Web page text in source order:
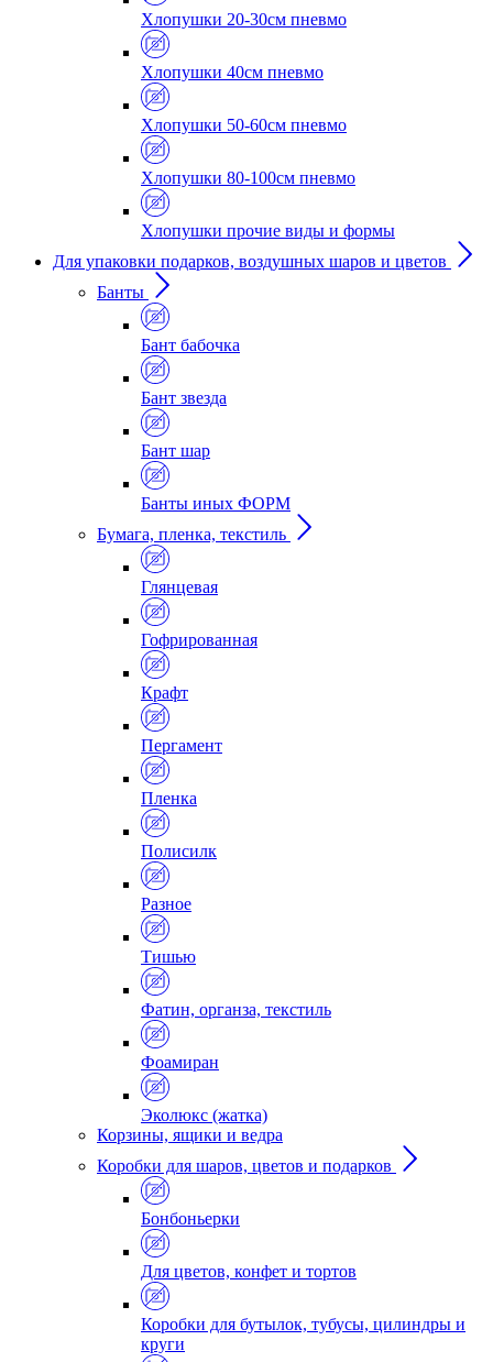
Хлопушки 20-30см пневмо
Хлопушки 40см пневмо
Хлопушки 50-60см пневмо
Хлопушки 80-100см пневмо
Хлопушки прочие виды и формы
Для упаковки подарков, воздушных шаров и цветов
Банты
Бант бабочка
Бант звезда
Бант шар
Банты иных ФОРМ
Бумага, пленка, текстиль
Глянцевая
Гофрированная
Крафт
Пергамент
Пленка
Полисилк
Разное
Тишью
Фатин, органза, текстиль
Фоамиран
Эколюкс (жатка)
Корзины, ящики и ведра
Коробки для шаров, цветов и подарков
Бонбоньерки
Для цветов, конфет и тортов
Коробки для бутылок, тубусы, цилиндры и
круги